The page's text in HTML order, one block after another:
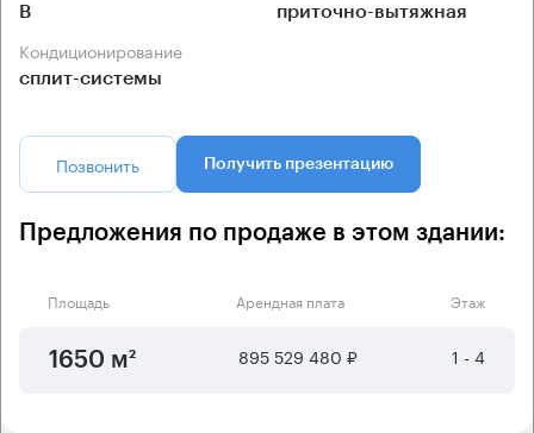
B приточно-вытяжная
Кондиционирование
сплит-системы
Позвонить Получить презентацию
Предложения по продаже в этом здании:
Площадь Арендная плата Этаж
1650 м² 895 529 480 ₽ 1 - 4